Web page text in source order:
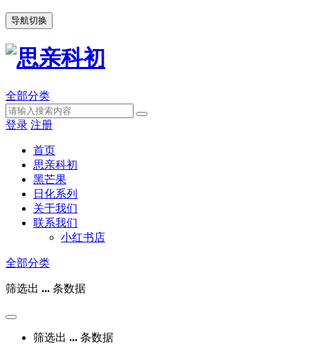
导航切换
全部分类
登录 注册
首页
思亲科初
黑芒果
日化系列
关于我们
联系我们
小红书店
全部分类
筛选出 ... 条数据
筛选出 ... 条数据